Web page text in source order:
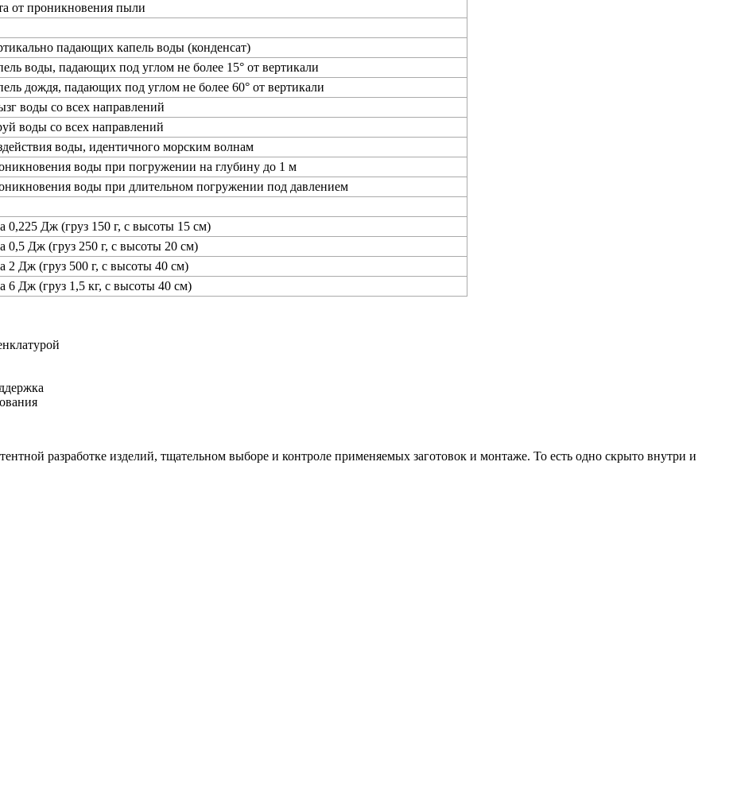
от проникновения пыли
падающих капель воды (конденсат)
воды, падающих под углом не более 15° от вертикали
дождя, падающих под углом не более 60° от вертикали
воды со всех направлений
воды со всех направлений
воды, идентичного морским волнам
воды при погружении на глубину до 1 м
воды при длительном погружении под давлением
0,225 Дж (груз 150 г, с высоты 15 см)
0,5 Дж (груз 250 г, с высоты 20 см)
2 Дж (груз 500 г, с высоты 40 см)
6 Дж (груз 1,5 кг, с высоты 40 см)
разработке изделий, тщательном выборе и контроле применяемых заготовок и монтаже. То есть одно скрыто внутри и